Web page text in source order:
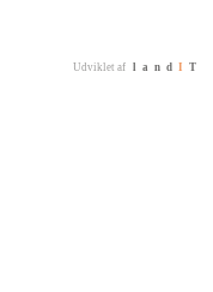
Udviklet af land I T